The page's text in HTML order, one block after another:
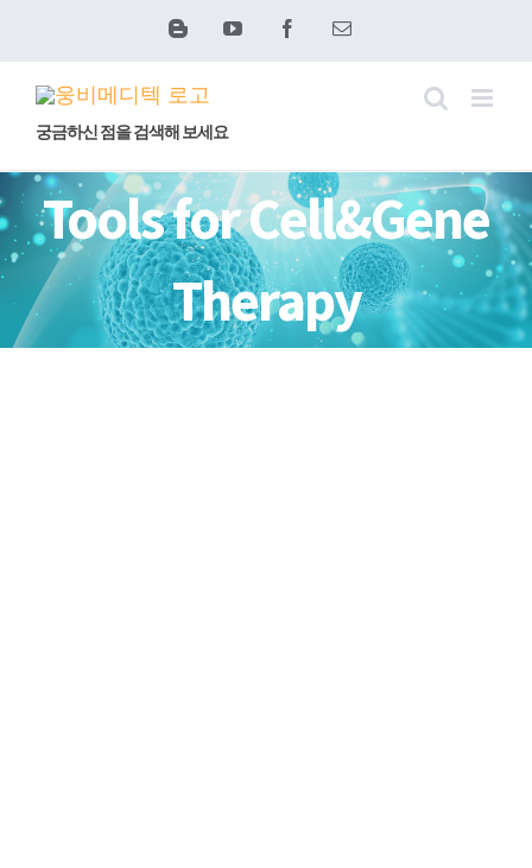
텐
건
너
뛰
기
BloggerYouTube Facebook
이
일
궁금하신 점을 검색해 보세요
Tools for Cell&Gene
Therapy